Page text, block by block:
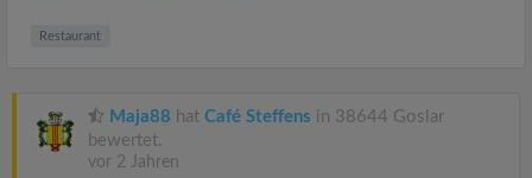
Restaurant
Maja88 hat Café Steffens in 38644 Goslar
bewertet.
vor 2 Jahren